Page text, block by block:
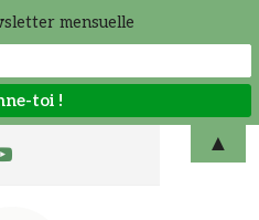
mensuelle
▲